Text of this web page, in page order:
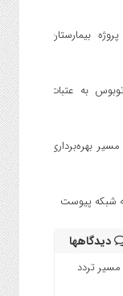
بیمارستان
با ۴ دستگاه اتوبوس به عتبات
بهره‌برداری
دیدگاهها
تردد